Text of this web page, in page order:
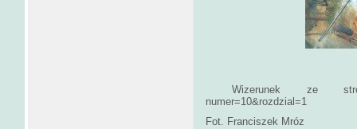
Wizerunek ze strony:
numer=10&rozdzial=1
Fot. Franciszek Mróz